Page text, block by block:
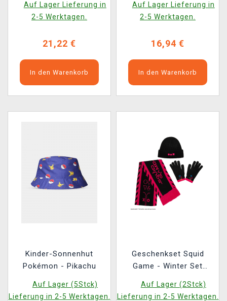
Auf Lager Lieferung in
2-5 Werktagen.
21,22 €
In den Warenkorb
Auf Lager Lieferung in
2-5 Werktagen.
16,94 €
In den Warenkorb
Kinder-Sonnenhut
Pokémon - Pikachu
Auf Lager (5Stck)
Lieferung in 2-5 Werktagen.
Geschenkset Squid
Game - Winter Set
Handschuhe)
Auf Lager (2Stck)
Lieferung in 2-5 Werktagen.